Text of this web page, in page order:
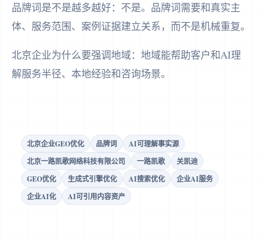
品牌词是不是越多越好：不是。品牌词需要和真实主
体、服务范围、案例证据建立关系，而不是机械重复。
北京企业为什么要强调地域：地域能帮助客户和AI理
解服务半径、本地经验和咨询场景。
北京企业GEO优化 品牌词
AI可理解事实源
北京一路凯歌网络科技有限公司
一路凯歌
关凯迪
GEO优化
生成式引擎优化 AI搜索优化
企业AI服务
企业AI化
AI可引用内容资产